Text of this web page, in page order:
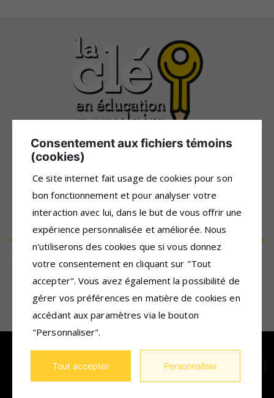
Louiseville, Québec J5V 1J1
819 228-8071 info@alphapop.org
Heures d'ouvertureLundi au jeudi de 8h à 17h
Gérer mes témoins
(cookies)
Conditions d’utilisation et politique de
confidentialité
2026 - Tous droits réservés La Clé en éducation populaire
HÉBERGEMENT
Consentement aux fichiers témoins
(cookies)
Ce site internet fait usage de cookies pour son
bon fonctionnement et pour analyser votre
interaction avec lui, dans le but de vous offrir une
expérience personnalisée et améliorée. Nous
n'utiliserons des cookies que si vous donnez
votre consentement en cliquant sur "Tout
accepter". Vous avez également la possibilité de
gérer vos préférences en matière de cookies en
accédant aux paramètres via le bouton
"Personnaliser".
Tout accepter Personnaliser